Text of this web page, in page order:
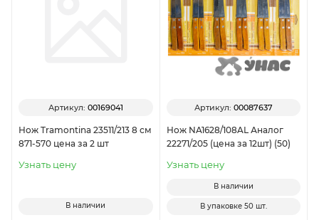
Артикул: 00169041
Нож Tramontina 23511/213 8 см
871-570 цена за 2 шт
Узнать цену
В наличии
Артикул: 00087637
Нож NA1628/108AL Аналог
22271/205 (цена за 12шт) (50)
Узнать цену
В наличии
В упаковке 50 шт.